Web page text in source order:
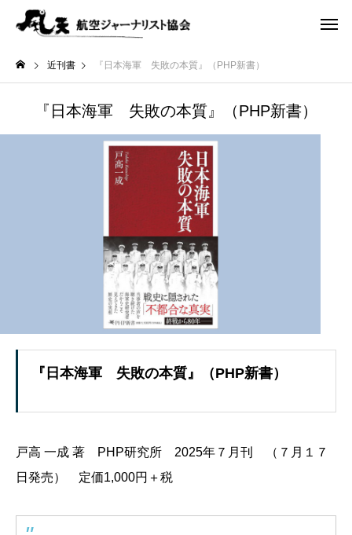
近刊書 『日本海軍 失敗の本質』（PHP新書）
『日本海軍 失敗の本質』（PHP新書）
『日本海軍 失敗の本質』（PHP新書）
戸高 一成 著 PHP研究所 2025年７月刊 （７月１７
日発売） 定価1,000円＋税